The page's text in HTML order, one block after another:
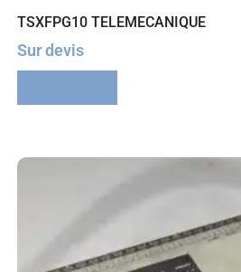
TSXFPG10 TELEMECANIQUE
Sur devis